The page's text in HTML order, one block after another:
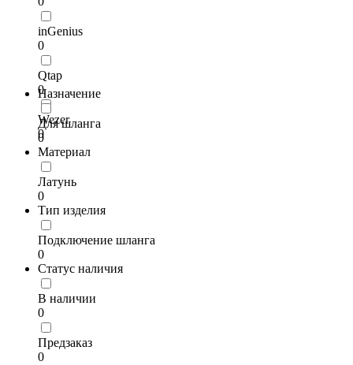
inGenius
0
Qtap
0
Wezer
0
Назначение
Для шланга
0
Материал
Латунь
0
Тип изделия
Подключение шланга
0
Статус наличия
В наличии
0
Предзаказ
0